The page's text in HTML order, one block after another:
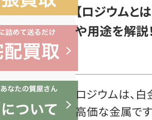
【ロジウムと
や用途を解説
ロジウムは、
高価な金属で